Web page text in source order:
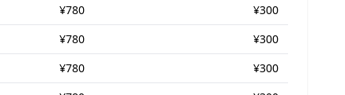
¥780
¥300
¥780
¥300
¥780
¥300